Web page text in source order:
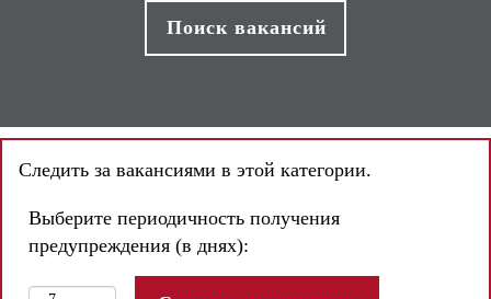
Следить за вакансиями в этой категории.
Выберите периодичность получения
предупреждения (в днях):